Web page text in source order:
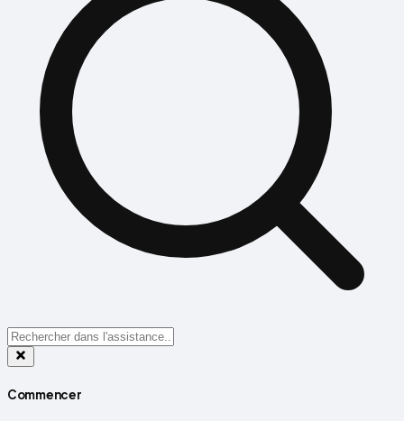
Commencer